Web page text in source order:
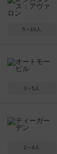
5～10人
3～5人
2～4人